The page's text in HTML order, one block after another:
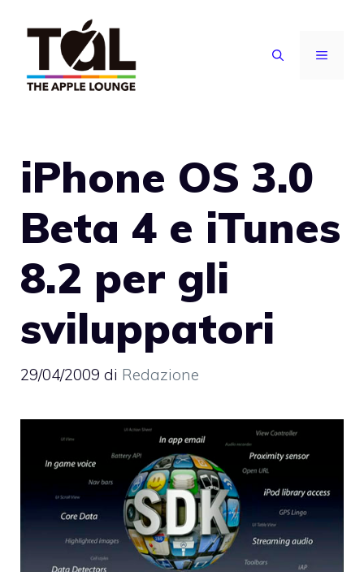
contenuto
MENU
iPhone OS 3.0
Beta 4 e iTunes
8.2 per gli
sviluppatori
29/04/2009 di Redazione